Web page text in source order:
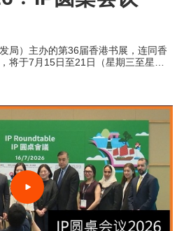
局）主办的第36届香港书展，连同香
将于7月15日至21日（星期三至星期